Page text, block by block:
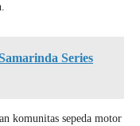
Series
komunitas sepeda motor